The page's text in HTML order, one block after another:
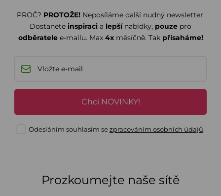
PROČ? PROTOŽE! Neposíláme další nudný newsletter.
Dostanete inspiraci a lepšínabídky, pouze pro
odběratelee-mailu. Max 4xměsíčně. Tak přísaháme!
Chci NOVINKY!
Odesláním souhlasím sezpracováním osobních údajů.
Prozkoumejte naše sítě